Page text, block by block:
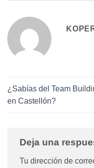
¿Sabías del Team
en Castellón?
Deja una
Tu dirección de